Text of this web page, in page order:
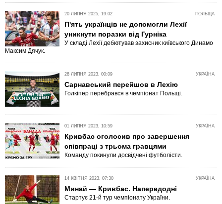
ПОЛЬЩА
20 ЛИПНЯ 2025, 19:02
П'ять українців не допомогли Лехії
уникнути поразки від Гурніка
У складі Лехії дебютував захисник київського Динамо
Максим Дячук.
УКРАЇНА
28 ЛИПНЯ 2023, 00:09
Сарнавський перейшов в Лехію
Голкіпер перебрався в чемпіонат Польщі.
УКРАЇНА
01 ЛИПНЯ 2023, 10:59
Кривбас оголосив про завершення
співпраці з трьома гравцями
Команду покинули досвідчені футболісти.
УКРАЇНА
14 КВІТНЯ 2023, 07:30
Минай — Кривбас. Напередодні
Стартує 21-й тур чемпіонату України.